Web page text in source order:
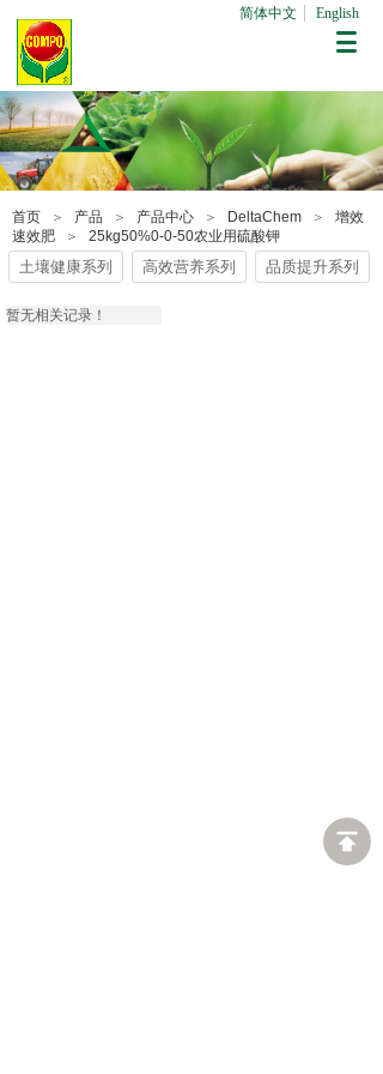
首页 ＞ 产品 ＞ 产品中心 ＞ DeltaChem ＞
增效
速效肥
＞ 25kg50%0-0-50农业用硫酸钾
土壤健康系列 高效营养系列 品质提升系列
暂无相关记录！
简体中文 English